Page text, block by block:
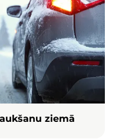
ziemā